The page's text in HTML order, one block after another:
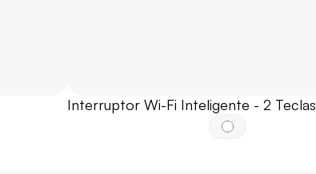
Interruptor Wi-Fi Inteligente - 2 Teclas